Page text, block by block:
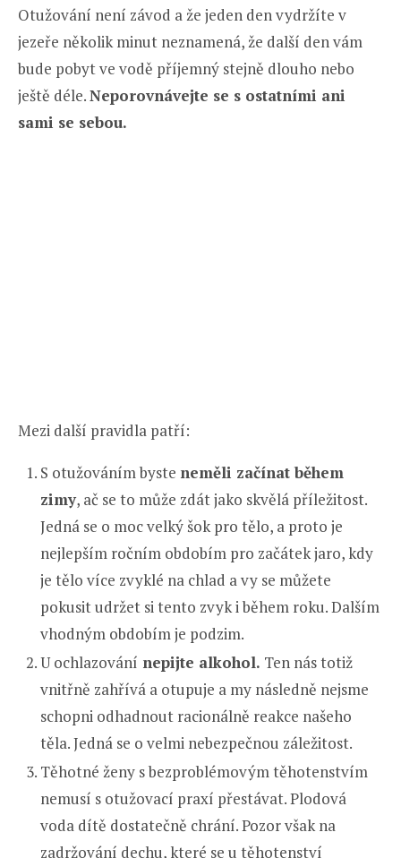
Otužování není závod a že jeden den vydržíte v
jezeře několik minut neznamená, že další den vám
bude pobyt ve vodě příjemný stejně dlouho nebo
ještě déle.Neporovnávejte se s ostatními ani
sami se sebou.
Mezi další pravidla patří:
S otužováním byste neměli začínat během
zimy, ač se to může zdát jako skvělá příležitost.
Jedná se o moc velký šok pro tělo, a proto je
nejlepším ročním obdobím pro začátek jaro, kdy
je tělo více zvyklé na chlad a vy se můžete
pokusit udržet si tento zvyk i během roku. Dalším
vhodným obdobím je podzim.
U ochlazování nepijte alkohol. Ten nás totiž
vnitřně zahřívá a otupuje a my následně nejsme
schopni odhadnout racionálně reakce našeho
těla. Jedná se o velmi nebezpečnou záležitost.
Těhotné ženy s bezproblémovým těhotenstvím
nemusí s otužovací praxí přestávat. Plodová
voda dítě dostatečně chrání. Pozor však na
zadržování dechu, které se u těhotenství